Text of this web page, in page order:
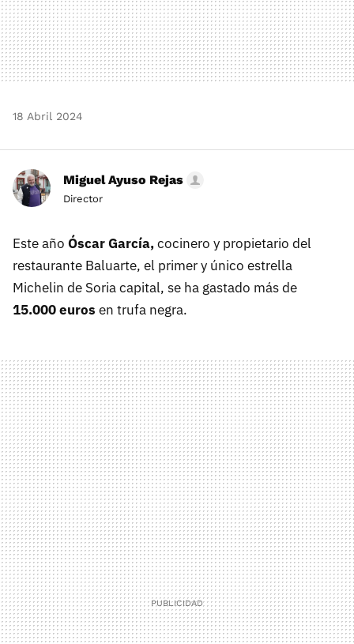
18 Abril 2024
Miguel Ayuso Rejas
Director
Este año Óscar García,cocinero y propietario del
restaurante Baluarte, el primer y único estrella
Michelin de Soria capital, se ha gastado más de
15.000 euros en trufa negra.